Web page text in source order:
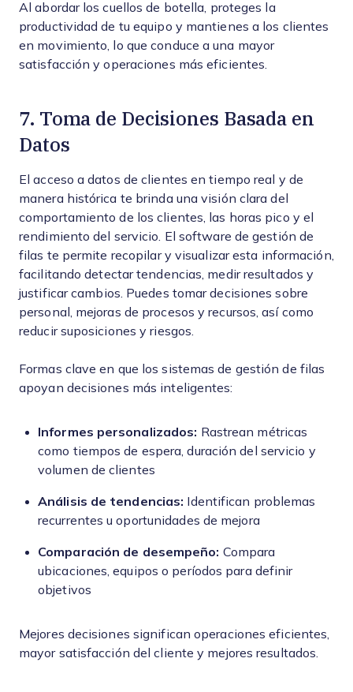
Al abordar los cuellos de botella, proteges la
productividad de tu equipo y mantienes a los clientes
en movimiento, lo que conduce a una mayor
satisfacción y operaciones más eficientes.
7. Toma de Decisiones Basada en
Datos
El acceso a datos de clientes en tiempo real y de
manera histórica te brinda una visión clara del
comportamiento de los clientes, las horas pico y el
rendimiento del servicio. El software de gestión de
filas te permite recopilar y visualizar esta información,
facilitando detectar tendencias, medir resultados y
justificar cambios. Puedes tomar decisiones sobre
personal, mejoras de procesos y recursos, así como
reducir suposiciones y riesgos.
Formas clave en que los sistemas de gestión de filas
apoyan decisiones más inteligentes:
Informes personalizados: Rastrean métricas
como tiempos de espera, duración del servicio y
volumen de clientes
Análisis de tendencias: Identifican problemas
recurrentes u oportunidades de mejora
Comparación de desempeño: Compara
ubicaciones, equipos o períodos para definir
objetivos
Mejores decisiones significan operaciones eficientes,
mayor satisfacción del cliente y mejores resultados.